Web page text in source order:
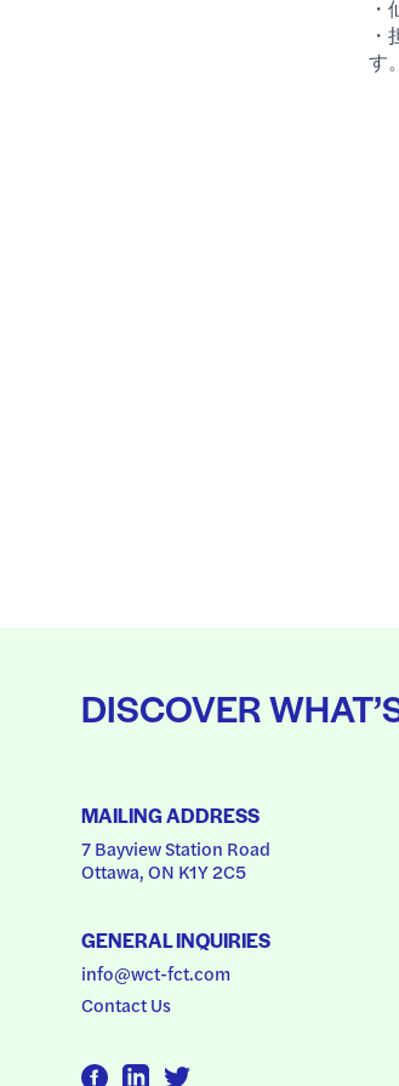
す。
DISCOVER
MAILING ADDRESS
7 Bayview Station Road
Ottawa, ON K1Y 2C5
GENERAL INQUIRIES
info@wct-fct.com
Contact Us